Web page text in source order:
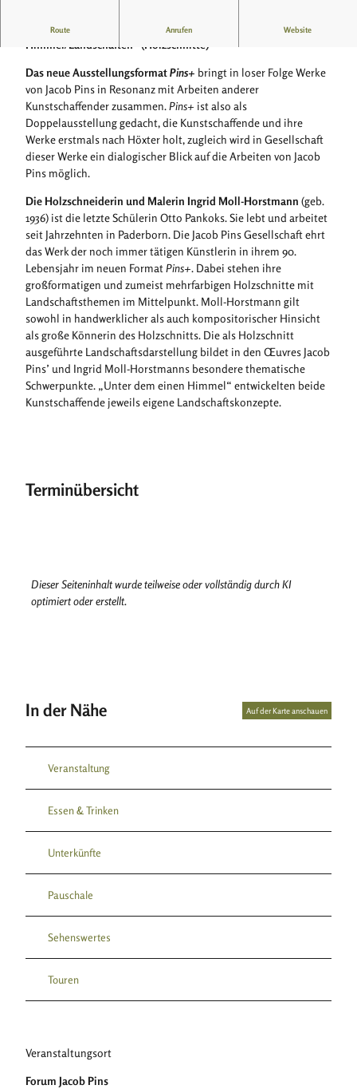
-
M
o
n
i
t
o
_
h
o
r
i
z
o
n
t
a
l
_
A
Route Anrufen Website
Jacob Pins
Ingrid Moll-Horstmann: „Unter dem einen
Himmel/Landschaften“ (Holzschnitte)
Das neue AusstellungsformatPins+ bringt in loser Folge Werke
von Jacob Pins in Resonanz mit Arbeiten anderer
Kunstschaffender zusammen.Pins+ ist also als
Doppelausstellung gedacht, die Kunstschaffende und ihre
Werke erstmals nach Höxter holt, zugleich wird in Gesellschaft
dieser Werke ein dialogischer Blick auf die Arbeiten von Jacob
Pins möglich.
Die Holzschneiderin und Malerin Ingrid Moll-Horstmann (geb.
1936) ist die letzte Schülerin Otto Pankoks. Sie lebt und arbeitet
seit Jahrzehnten in Paderborn. Die Jacob Pins Gesellschaft ehrt
das Werk der noch immer tätigen Künstlerin in ihrem 90.
Lebensjahr im neuen FormatPins+. Dabei stehen ihre
großformatigen und zumeist mehrfarbigen Holzschnitte mit
Landschaftsthemen im Mittelpunkt. Moll-Horstmann gilt
sowohl in handwerklicher als auch kompositorischer Hinsicht
als große Könnerin des Holzschnitts. Die als Holzschnitt
ausgeführte Landschaftsdarstellung bildet in den Œuvres Jacob
Pins’ und Ingrid Moll-Horstmanns besondere thematische
Schwerpunkte. „Unter dem einen Himmel“ entwickelten beide
Kunstschaffende jeweils eigene Landschaftskonzepte.
Terminübersicht
Dieser Seiteninhalt wurde teilweise oder vollständig durch KI
optimiert oder erstellt.
In der Nähe Auf der Karte anschauen
Veranstaltung
Essen & Trinken
Unterkünfte
Pauschale
Sehenswertes
Touren
Veranstaltungsort
Forum Jacob Pins